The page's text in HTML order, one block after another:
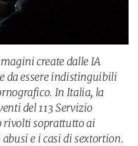
create dalle IA
da essere indistinguibili
In Italia, la
del 113 Servizio
rivolti soprattutto ai
e i casi di sextortion.